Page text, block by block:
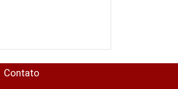
Contato